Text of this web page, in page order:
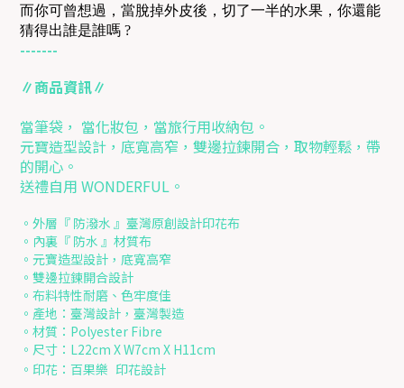
而你可曾想過，當脫掉外皮後，切了一半的水果，你還能
猜得出誰是誰嗎 ?
-------
∥商品資訊∥
當筆袋， 當化妝包，當旅行用收納包。
元寶造型設計，底寬高窄，雙邊拉鍊開合，取物輕鬆，帶
的開心。
送禮自用 WONDERFUL。
。外層『 防潑水 』臺灣原創設計印花布
。內裏『 防水 』材質布
。元寶造型設計，底寬高窄
。雙邊拉鍊開合設計
。布料特性耐磨、色牢度佳
。產地：臺灣設計，臺灣製造
。材質：Polyester Fibre
。尺寸：L22cm X W7cm X H11cm
。印花：百果樂 印花設計